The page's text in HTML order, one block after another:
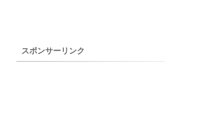
スポンサーリンク